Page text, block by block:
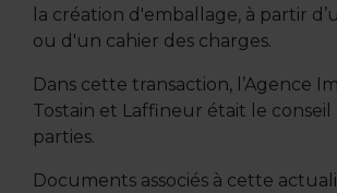
la création d'emballage, à partir
ou d'un cahier des charges.
Dans cette transaction, l’Agence
Tostain et Laffineur était le conseil
parties.
Documents associés à cette